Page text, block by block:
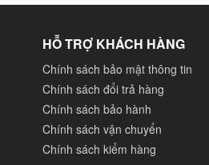
HỖ TRỢ KHÁCH HÀNG
Chính sách bảo mật thông tin
Chính sách đổi trả hàng
Chính sách bảo hành
Chính sách vận chuyển
Chính sách kiểm hàng